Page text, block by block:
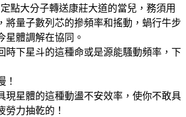
點大分子轉送康莊大道的當兒，務須用
將量子數列芯的摻頻率和搖動，蝸行牛步
星體調解在協同。
時下星斗的這種命或是源能騷動頻率，下
！
現星體的這種動盪不安效率，使你不敢具
勞力抽乾的！